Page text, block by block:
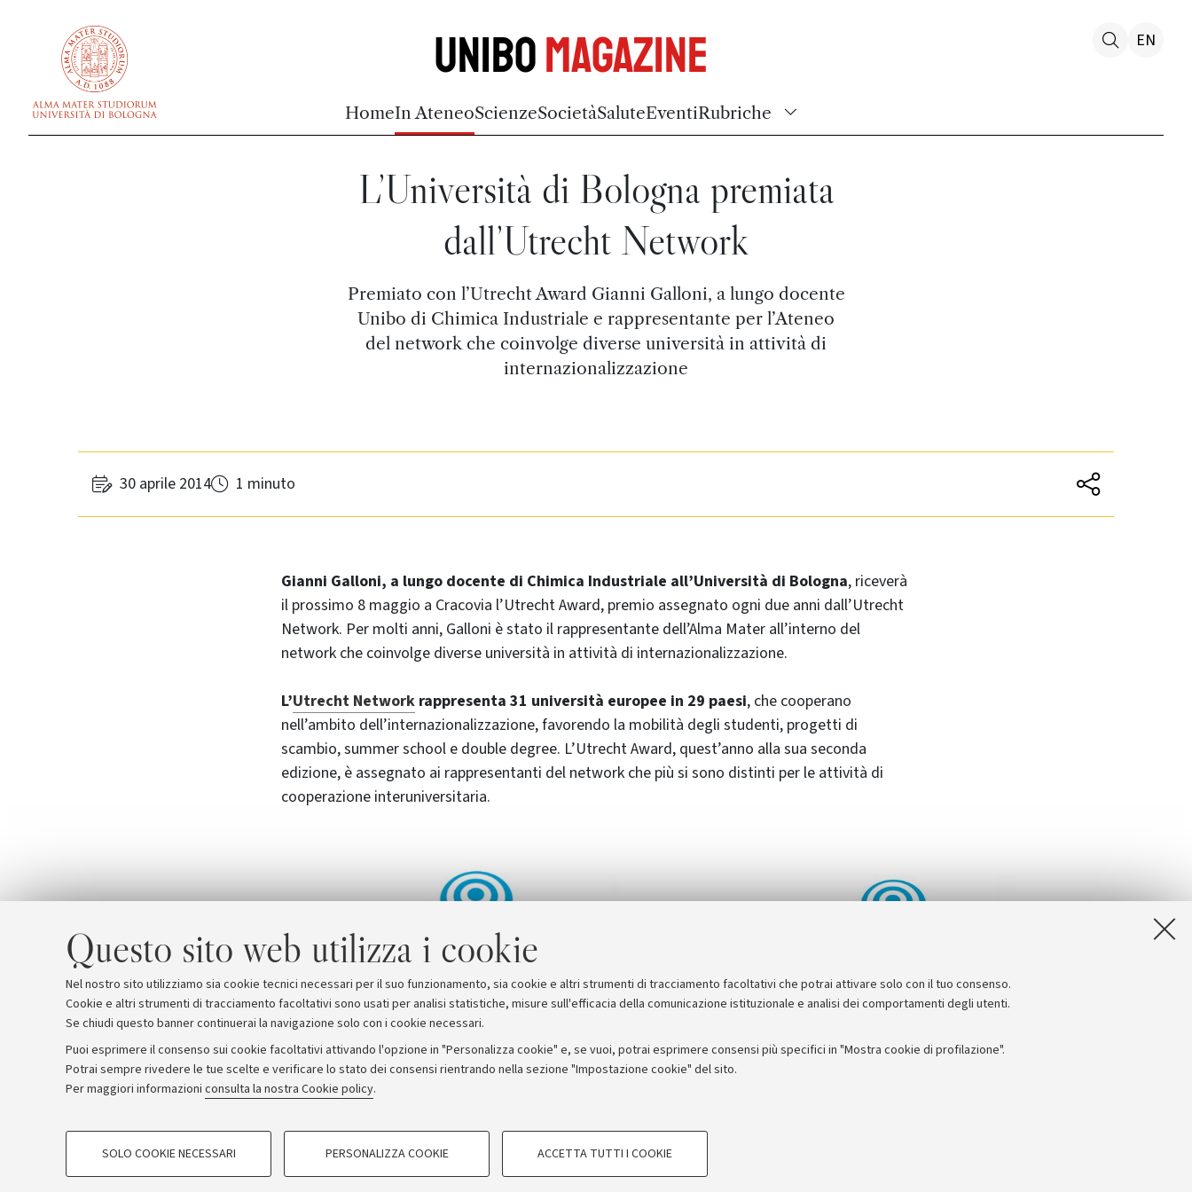
Questo sito web utilizza i cookie
Nel nostro sito utilizziamo sia cookie tecnici necessari per il suo funzionamento, sia cookie e altri strumenti di tracciamento facoltativi che potrai attivare solo con il tuo consenso.
Cookie e altri strumenti di tracciamento facoltativi sono usati per analisi statistiche, misure sull'efficacia della comunicazione istituzionale e analisi dei comportamenti degli utenti.
Se chiudi questo banner continuerai la navigazione solo con i cookie necessari.
Puoi esprimere il consenso sui cookie facoltativi attivando l'opzione in "Personalizza cookie" e, se vuoi, potrai esprimere consensi più specifici in "Mostra cookie di profilazione".
Potrai sempre rivedere le tue scelte e verificare lo stato dei consensi rientrando nella sezione "Impostazione cookie" del sito.
Per maggiori informazioni consulta la nostra Cookie policy.
COOKIE DI PROFILAZIONE - FACOLTATIVI COOKIE TECNICI - NECESSARI
SOLO COOKIE NECESSARI PERSONALIZZA COOKIE ACCETTA TUTTI I COOKIE
UniboMagazine
HomeIn AteneoScienzeSocietàSaluteEventiRubriche
EN
L’Università di Bologna premiata
dall’Utrecht Network
Premiato con l’Utrecht Award Gianni Galloni, a lungo docente
Unibo di Chimica Industriale e rappresentante per l’Ateneo
del network che coinvolge diverse università in attività di
internazionalizzazione
30 aprile 2014 1 minuto
Gianni Galloni, a lungo docente di Chimica Industriale all’Università di Bologna, riceverà
il prossimo 8 maggio a Cracovia l’Utrecht Award, premio assegnato ogni due anni dall’Utrecht
Network. Per molti anni, Galloni è stato il rappresentante dell’Alma Mater all’interno del
network che coinvolge diverse università in attività di internazionalizzazione.
L’Utrecht Network rappresenta 31 università europee in 29 paesi, che cooperano
nell’ambito dell’internazionalizzazione, favorendo la mobilità degli studenti, progetti di
scambio, summer school e double degree. L’Utrecht Award, quest’anno alla sua seconda
edizione, è assegnato ai rappresentanti del network che più si sono distinti per le attività di
cooperazione interuniversitaria.
Archivio Comunicati stampa Redazione Rassegna stampa
© Copyright 2026 - ALMA MATER STUDIORUM - Università di Bologna - Via Zamboni, 33 - 40126 Bologna - PI: 01131710376 - CF: 80007010376
Privacy
Note legali Impostazioni Cookie